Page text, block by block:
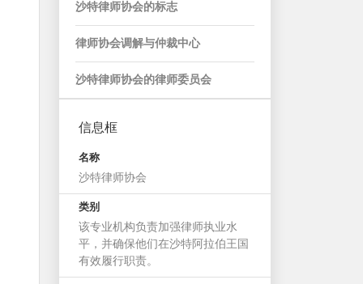
沙特律师协会的标志
律师协会调解与仲裁中心
沙特律师协会的律师委员会
信息框
名称
沙特律师协会
类别
该专业机构负责加强律师执业水
平，并确保他们在沙特阿拉伯王国
有效履行职责。